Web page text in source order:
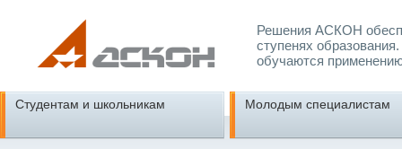
Решения АСКОН
ступенях
обучаются
Студентам и школьникам Молодым специалистам